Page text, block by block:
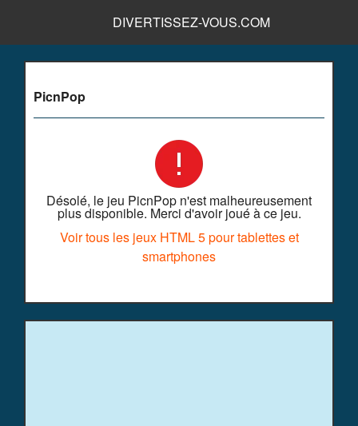
DIVERTISSEZ-VOUS.COM
PicnPop
Désolé, le jeu PicnPop n'est malheureusement
plus disponible. Merci d'avoir joué à ce jeu.
Voir tous les jeux HTML 5 pour tablettes et
smartphones